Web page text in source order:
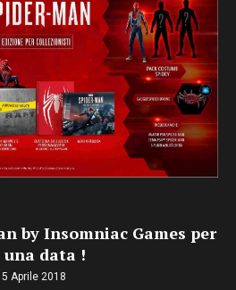
by Insomniac Games per
data !
5 Aprile 2018